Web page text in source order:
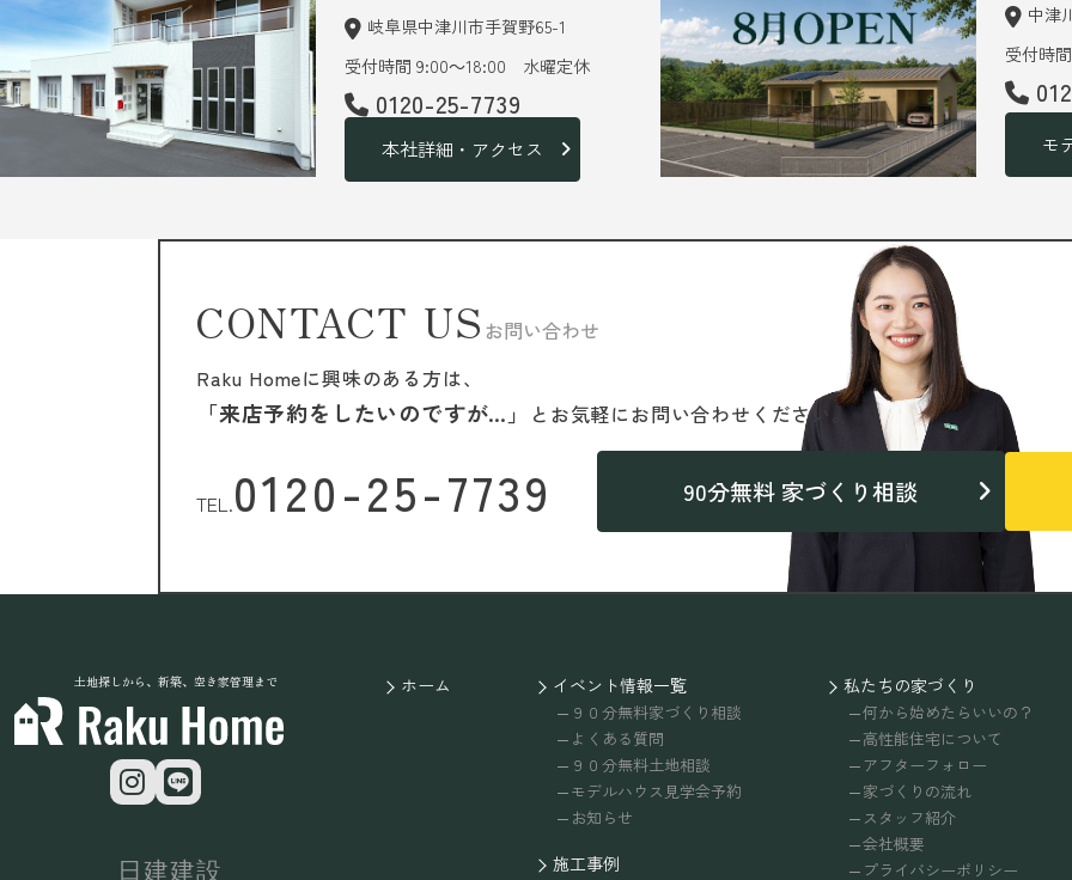
岐阜県中津川市手賀野65-1
受付時間 9:00～18:00 水曜定休
0120-25-7739
本社詳細・アクセス
中津
受付時
モ
CONTACT US お問い合わせ
Raku Homeに興味のある方は、
「来店予約をしたいのですが…」 と お気軽にお問い合わせください。
TEL.0120-25-7739 90分無料 家づくり相談
土地探しから、新築、空き家管理まで ホーム イベント情報一覧
９０分無料家づくり相談
よくある質問
９０分無料土地相談
モデルハウス見学会予約
お知らせ
施工事例
私たちの家づくり
何から始めたらいいの？
高性能住宅について
アフターフォロー
家づくりの流れ
スタッフ紹介
会社概要
プライバシーポリシー
日建建設